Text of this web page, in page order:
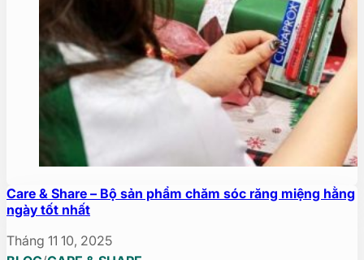
Care & Share – Bộ sản phẩm chăm sóc răng miệng hằng
ngày tốt nhất
Tháng 11 10, 2025